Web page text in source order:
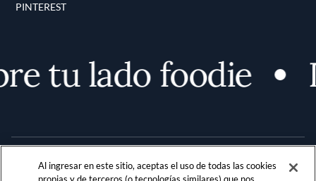
PINTEREST
tu lado foodie
Al ingresar en este sitio, aceptas el uso de todas las cookies